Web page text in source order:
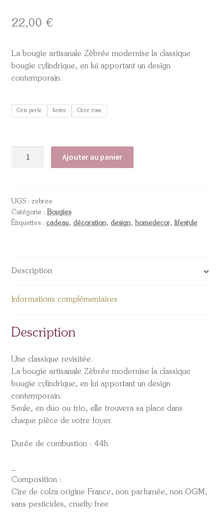
22,00 €
La bougie artisanale Zèbrée modernise la classique
bougie cylindrique, en lui apportant un design
contemporain.
Gris perle Ivoire Ocre rose
Ajouter au panier
UGS : zebree
Catégorie : Bougies
Étiquettes : cadeau, décoration, design, homedecor, lifestyle
Description
Informations complémentaires
Description
Une classique revisitée.
La bougie artisanale Zèbrée modernise la classique
bougie cylindrique, en lui apportant un design
contemporain.
Seule, en duo ou trio, elle trouvera sa place dans
chaque pièce de votre foyer.
Durée de combustion : 44h
Composition :
Cire de colza origine France, non parfumée, non OGM,
sans pesticides, cruelty free